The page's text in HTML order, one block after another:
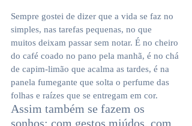
Sempre gostei de dizer que a vida se faz no
simples, nas tarefas pequenas, no que
muitos deixam passar sem notar. É no cheiro
do café coado no pano pela manhã, é no chá
de capim-limão que acalma as tardes, é na
panela fumegante que solta o perfume das
folhas e raízes que se entregam em cor.
Assim também se fazem os
sonhos: com gestos miúdos, com